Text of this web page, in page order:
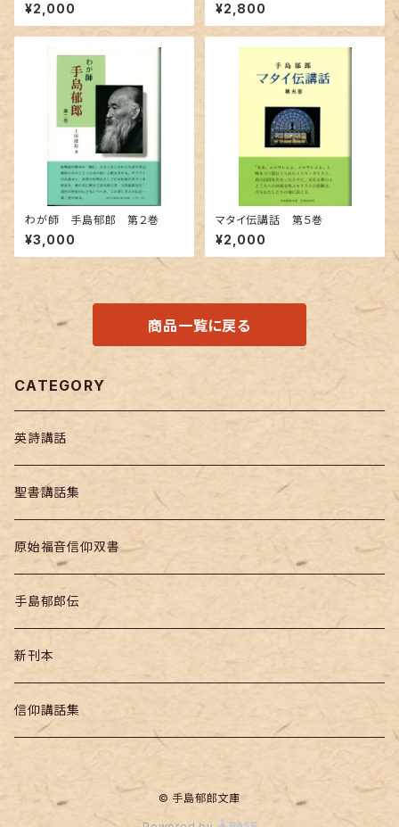
¥2,000 ¥2,800
わが師 手島郁郎 第２巻
¥3,000
マタイ伝講話 第５巻
¥2,000
商品一覧に戻る
CATEGORY
英詩講話
聖書講話集
原始福音信仰双書
手島郁郎伝
新刊本
信仰講話集
© 手島郁郎文庫